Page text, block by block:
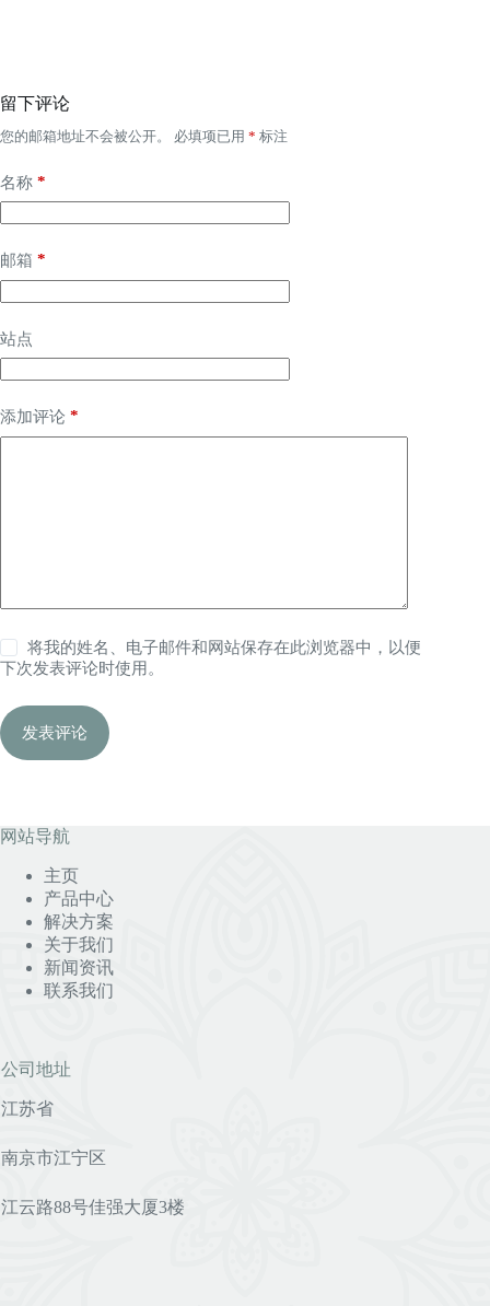
留下评论
您的邮箱地址不会被公开。 必填项已用 * 标注
名称 *
邮箱 *
站点
添加评论 *
将我的姓名、电子邮件和网站保存在此浏览器中，以便
下次发表评论时使用。
发表评论
网站导航
主页
产品中心
解决方案
关于我们
新闻资讯
联系我们
公司地址
江苏省
南京市江宁区
江云路88号佳强大厦3楼